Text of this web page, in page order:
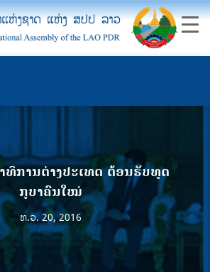
ທິການຕ່າງປະເທດ ຕ້ອນຮັບທູດ
ກູບາຄົນໃໝ່
ທ.ວ. 20, 2016